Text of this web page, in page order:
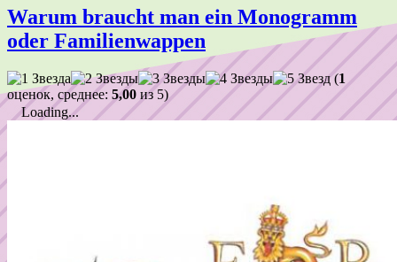
Warum braucht man ein Monogramm
oder Familienwappen
(1
оценок, среднее: 5,00 из 5)
Loading...